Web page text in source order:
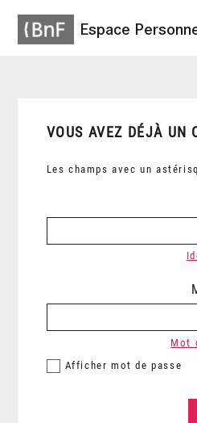
Espace
VOUS AVEZ DÉJÀ UN
Les champs avec un
Afficher mot de passe
Mot